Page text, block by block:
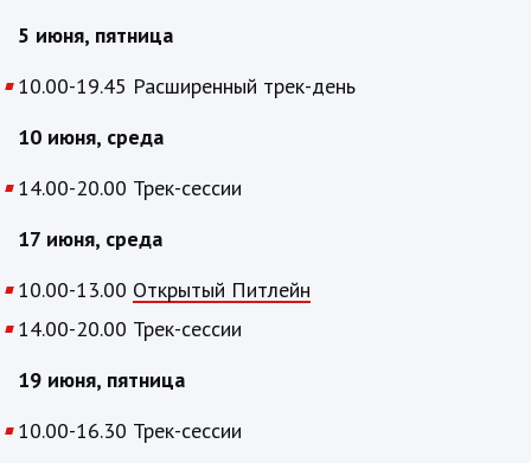
5 июня, пятница
10.00-19.45 Расширенный трек-день
10 июня, среда
14.00-20.00 Трек-сессии
17 июня, среда
10.00-13.00 Открытый Питлейн
14.00-20.00 Трек-сессии
19 июня, пятница
10.00-16.30 Трек-сессии